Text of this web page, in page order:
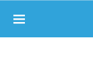
Search for: